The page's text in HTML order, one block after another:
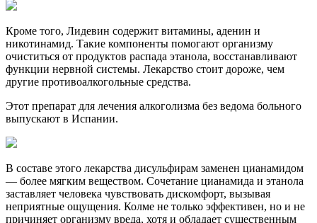
Кроме того, Лидевин содержит витамины, аденин и
никотинамид. Такие компоненты помогают организму
очиститься от продуктов распада этанола, восстанавливают
функции нервной системы. Лекарство стоит дороже, чем
другие противоалкогольные средства.
Этот препарат для лечения алкоголизма без ведома больного
выпускают в Испании.
В составе этого лекарства дисульфирам заменен цианамидом
— более мягким веществом. Сочетание цианамида и этанола
заставляет человека чувствовать дискомфорт, вызывая
неприятные ощущения. Колме не только эффективен, но и не
причиняет организму вреда, хотя и обладает существенным